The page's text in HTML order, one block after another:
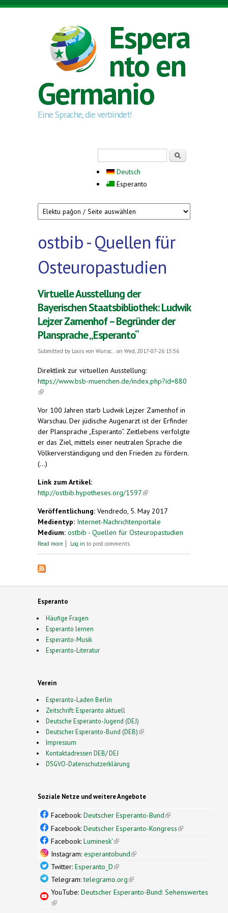
Skip to main content
Espera
nto en
Germanio
Eine Sprache, die verbindet!
Deutsch
Esperanto
ostbib - Quellen für
Osteuropastudien
Virtuelle Ausstellung der
Bayerischen Staatsbibliothek: Ludwik
Lejzer Zamenhof – Begründer der
Plansprache „Esperanto“
Submitted by Louis von Wunsc... on Wed, 2017-07-26 15:56
Direktlink zur virtuellen Ausstellung:
https://www.bsb-muenchen.de/index.php?id=880
(link is external)
Vor 100 Jahren starb Ludwik Lejzer Zamenhof in
Warschau. Der jüdische Augenarzt ist der Erfinder
der Plansprache „Esperanto“. Zeitlebens verfolgte
er das Ziel, mittels einer neutralen Sprache die
Völkerverständigung und den Frieden zu fördern.
(...)
Link zum Artikel:
http://ostbib.hypotheses.org/1597(link is external)
Veröffentlichung: Vendredo, 5. May 2017
Medientyp: Internet-Nachrichtenportale
Medium: ostbib - Quellen für Osteuropastudien
Read more about Virtuelle Ausstellung der Bayerischen
Log in to post comments
Esperanto
Häufige Fragen
Esperanto lernen
Esperanto-Musik
Esperanto-Literatur
Verein
Esperanto-Laden Berlin
Zeitschrift: Esperanto aktuell
Deutsche Esperanto-Jugend (DEJ)
Deutscher Esperanto-Bund (DEB)(link is external)
Impressum
Kontaktadressen DEB/ DEJ
DSGVO-Datenschutzerklärung
Soziale Netze und weitere Angebote
Facebook: Deutscher Esperanto-Bund(link is
external)
Facebook: Deutscher Esperanto-Kongress(link is
Facebook: Luminesk'(link is external)
Instagram: esperantobund(link is external)
Twitter: Esperanto_D(link is external)
Telegram:telegramo.org(link is external)
YouTube: Deutscher Esperanto-Bund: Sehenswertes
(link is external)